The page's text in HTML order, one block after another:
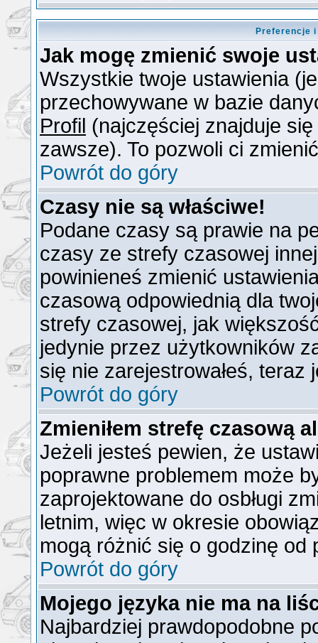
Preferencje
Jak mogę zmienić swoje
Wszystkie twoje ustawienia
przechowywane w bazie
Profil (najczęściej znajduje
zawsze). To pozwoli ci
Powrót do góry
Czasy nie są właściwe!
Podane czasy są prawie na
czasy ze strefy czasowej
powinieneś zmienić
czasową odpowiednią dla
strefy czasowej, jak
jedynie przez użytkowników
się nie zarejestrowałeś,
Powrót do góry
Zmieniłem strefę czasową
Jeżeli jesteś pewien, że
poprawne problemem może
zaprojektowane do osbługi
letnim, więc w okresie
mogą różnić się o godzinę od
Powrót do góry
Mojego języka nie ma na
Najbardziej prawdopodobne